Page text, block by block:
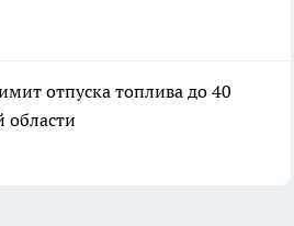
отпуска топлива до 40
области